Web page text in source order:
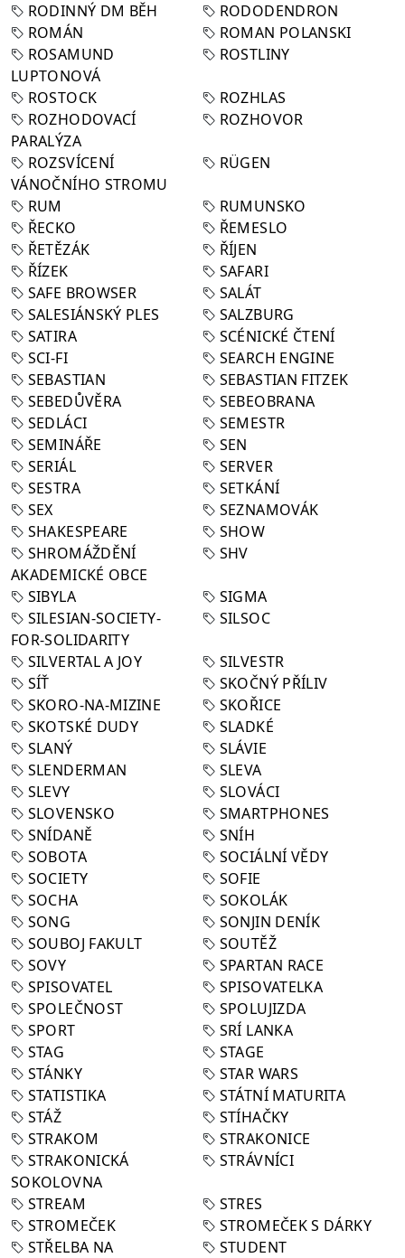
RODINNÝ DM BĚH
RODODENDRON
ROMÁN
ROMAN POLANSKI
ROSAMUND
LUPTONOVÁ
ROSTLINY
ROSTOCK
ROZHLAS
ROZHODOVACÍ
PARALÝZA
ROZHOVOR
ROZSVÍCENÍ
VÁNOČNÍHO STROMU
RÜGEN
RUM
RUMUNSKO
ŘECKO
ŘEMESLO
ŘETĚZÁK
ŘÍJEN
ŘÍZEK
SAFARI
SAFE BROWSER
SALÁT
SALESIÁNSKÝ PLES
SALZBURG
SATIRA
SCÉNICKÉ ČTENÍ
SCI-FI
SEARCH ENGINE
SEBASTIAN
SEBASTIAN FITZEK
SEBEDŮVĚRA
SEBEOBRANA
SEDLÁCI
SEMESTR
SEMINÁŘE
SEN
SERIÁL
SERVER
SESTRA
SETKÁNÍ
SEX
SEZNAMOVÁK
SHAKESPEARE
SHOW
SHROMÁŽDĚNÍ
AKADEMICKÉ OBCE
SHV
SIBYLA
SIGMA
SILESIAN-SOCIETY-
FOR-SOLIDARITY
SILSOC
SILVERTAL A JOY
SILVESTR
SÍŤ
SKOČNÝ PŘÍLIV
SKORO-NA-MIZINE
SKOŘICE
SKOTSKÉ DUDY
SLADKÉ
SLANÝ
SLÁVIE
SLENDERMAN
SLEVA
SLEVY
SLOVÁCI
SLOVENSKO
SMARTPHONES
SNÍDANĚ
SNÍH
SOBOTA
SOCIÁLNÍ VĚDY
SOCIETY
SOFIE
SOCHA
SOKOLÁK
SONG
SONJIN DENÍK
SOUBOJ FAKULT
SOUTĚŽ
SOVY
SPARTAN RACE
SPISOVATEL
SPISOVATELKA
SPOLEČNOST
SPOLUJIZDA
SPORT
SRÍ LANKA
STAG
STAGE
STÁNKY
STAR WARS
STATISTIKA
STÁTNÍ MATURITA
STÁŽ
STÍHAČKY
STRAKOM
STRAKONICE
STRAKONICKÁ
SOKOLOVNA
STRÁVNÍCI
STREAM
STRES
STROMEČEK
STROMEČEK S DÁRKY
STŘELBA NA
STUDENT